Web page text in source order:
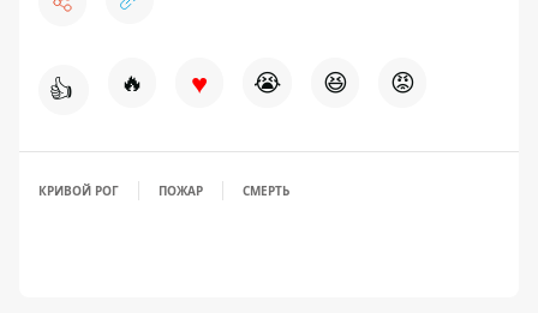
👍 🔥 ♥ 😭 😆 😡
КРИВОЙ РОГ ПОЖАР СМЕРТЬ